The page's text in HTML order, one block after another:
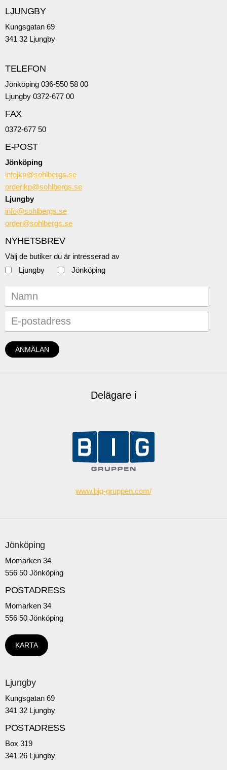
LJUNGBY
Kungsgatan 69
341 32 Ljungby
TELEFON
Jönköping 036-550 58 00
Ljungby 0372-677 00
FAX
0372-677 50
E-POST
Jönköping
infojkp@sohlbergs.se
orderjkp@sohlbergs.se
Ljungby
info@sohlbergs.se
order@sohlbergs.se
NYHETSBREV
Välj de butiker du är intresserad av
Ljungby
Jönköping
Delägare i
www.big-gruppen.com/
Jönköping
Momarken 34
556 50 Jönköping
POSTADRESS
Momarken 34
556 50 Jönköping
KARTA
Ljungby
Kungsgatan 69
341 32 Ljungby
POSTADRESS
Box 319
341 26 Ljungby